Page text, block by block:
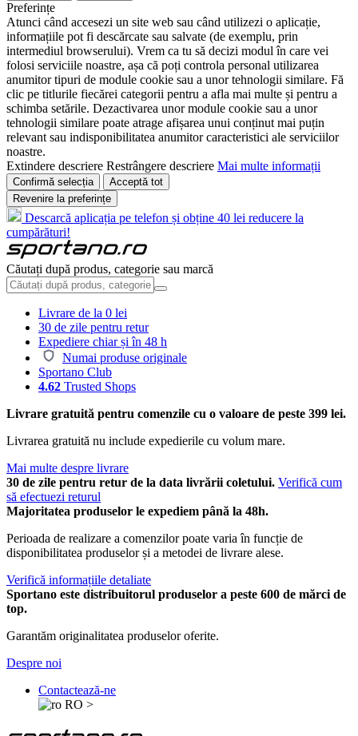
Preferințe
Atunci când accesezi un site web sau când utilizezi o aplicație,
informațiile pot fi descărcate sau salvate (de exemplu, prin
intermediul browserului). Vrem ca tu să decizi modul în care vei
folosi serviciile noastre, așa că poți controla personal utilizarea
anumitor tipuri de module cookie sau a unor tehnologii similare. Fă
clic pe titlurile fiecărei categorii pentru a afla mai multe și pentru a
schimba setările. Dezactivarea unor module cookie sau a unor
tehnologii similare poate atrage afișarea unui conținut mai puțin
relevant sau indisponibilitatea anumitor caracteristici ale serviciilor
noastre.
Extindere descriere Restrângere descriere Mai multe informații
Confirmă selecția
Acceptă tot
Revenire la preferințe
Descarcă aplicația pe telefon și obține 40 lei reducere la
cumpărături!
Căutați după produs, categorie sau marcă
Livrare de la 0 lei
30 de zile pentru retur
Expediere chiar și în 48 h
Numai produse originale
Sportano Club
4.62 Trusted Shops
Livrare gratuită pentru comenzile cu o valoare de peste 399 lei.
Livrarea gratuită nu include expedierile cu volum mare.
Mai multe despre livrare
30 de zile pentru retur de la data livrării coletului. Verifică cum
să efectuezi returul
Majoritatea produselor le expediem până la 48h.
Perioada de realizare a comenzilor poate varia în funcție de
disponibilitatea produselor și a metodei de livrare alese.
Verifică informațiile detaliate
Sportano este distribuitorul produselor a peste 600 de mărci de
top.
Garantăm originalitatea produselor oferite.
Despre noi
Contactează-ne
RO >